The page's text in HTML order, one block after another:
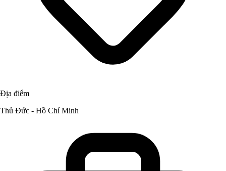
Địa điểm
Thủ Đức - Hồ Chí Minh